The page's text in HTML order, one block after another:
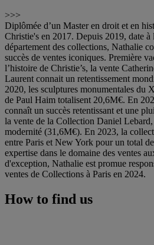
>>>
Diplômée d’un Master en droit et en
Christie's en 2017. Depuis 2019, date
département des collections, Nathalie
succès de ventes iconiques. Première
l’histoire de Christie’s, la vente
Laurent connait un retentissement
2020, les sculptures monumentales du
de Paul Haim totalisent 20,6M€. En
connaît un succès retentissant et une
la vente de la Collection Daniel Lebard,
modernité (31,6M€). En 2023, la
entre Paris et New York pour un total
expertise dans le domaine des ventes
d'exception, Nathalie est promue
ventes de Collections à Paris en 2024.
How to find us